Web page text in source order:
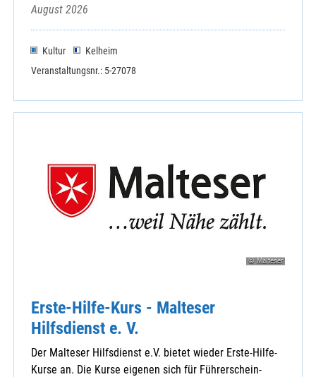
August 2026
Kultur
Kelheim
Veranstaltungsnr.: 5-27078
© Malteser
Erste-Hilfe-Kurs - Malteser
Hilfsdienst e. V.
Der Malteser Hilfsdienst e.V. bietet wieder Erste-Hilfe-
Kurse an. Die Kurse eigenen sich für Führerschein-